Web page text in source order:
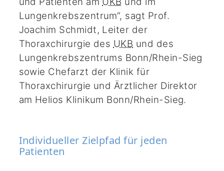
Lungenkrebszentrum“, sagt Prof.
Joachim Schmidt, Leiter der
Thoraxchirurgie des UKB und des
Lungenkrebszentrums Bonn/Rhein-Sieg
sowie Chefarzt der Klinik für
Thoraxchirurgie und Ärztlicher Direktor
am Helios Klinikum Bonn/Rhein-Sieg.
Individueller Zielpfad für jeden
Patienten